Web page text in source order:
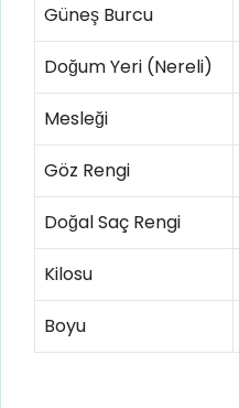
Güneş Burcu
Doğum Yeri (Nereli)
Mesleği
Göz Rengi
Doğal Saç Rengi
Kilosu
Boyu